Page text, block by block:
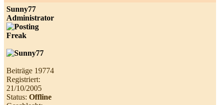
Sunny77
Administrator
Beiträge 19774
Registriert:
21/10/2005
Status: Offline